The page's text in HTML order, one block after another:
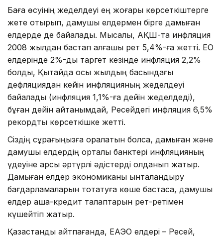
Баға өсуінің жеделдеуі ең жоғары көрсеткіштерге
жете отырып, дамушы елдермен бірге дамыған
елдерде де байқалады. Мысалы, АҚШ-та инфляция
2008 жылдан бастап алғашқы рет 5,4%-ға жетті. ЕО
елдерінде 2%-дық таргет кезінде инфляция 2,2%
болды, Қытайда осы жылдың басындағы
дефляциядан кейін инфляцияның жеделдеуі
байқалады (инфляция 1,1%-ға дейін жеделдеді),
бұған дейін айтқанымдай, Ресейдегі инфляция 6,5%
рекордтық көрсеткішке жетті.
Сіздің сұрағыңызға оралатын болсақ, дамыған және
дамушы елдердің орталық банктері инфляцияның
үдеуіне қарсы әртүрлі әдістерді қолданып жатыр.
Дамыған елдер экономиканы ынталандыру
бағдарламаларын тоқтатуға көше бастаса, дамушы
елдер ақша-кредит талаптарын рет-ретімен
күшейтіп жатыр.
Қазақстанды айтпағанда, ЕАЭО елдері – Ресей,